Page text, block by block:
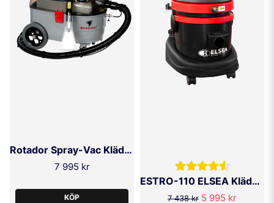
Rotador Spray-Vac Klädseltvätt
7 995 kr
KÖP
ESTRO-110 ELSEA Klädseltvätt
7 438 kr 5 995 kr